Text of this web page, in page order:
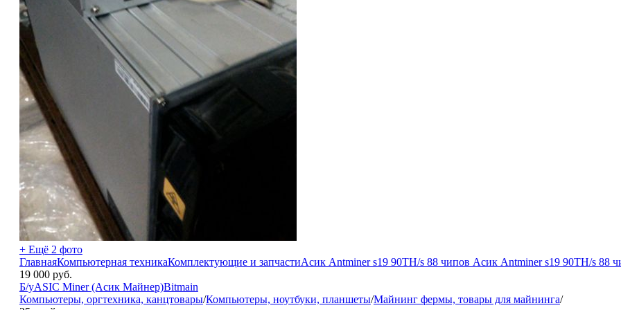
+ Ещё 2 фото
ГлавнаяКомпьютерная техникаКомплектующие и запчастиАсик Antminer s19 90TH/s 88 чипов Асик Antminer s19 90TH/s 88
19 000 руб.
Б/уASIC Miner (Асик Майнер)Bitmain
Компьютеры, оргтехника, канцтовары/Компьютеры, ноутбуки, планшеты/Майнинг фермы, товары для майнинга/